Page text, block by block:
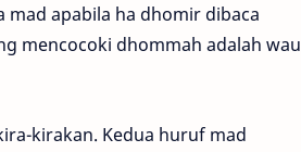
mad apabila ha dhomir dibaca
mencocoki dhommah adalah wau
kirakan. Kedua huruf mad